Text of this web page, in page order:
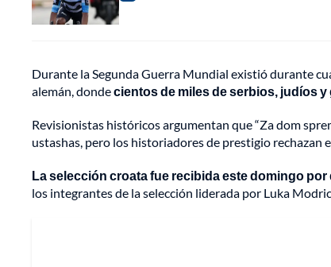
Durante la Segunda Guerra Mundial existió durante
alemán, dondecientos de miles de serbios, judíos
Revisionistas históricos argumentan que “Za dom
ustashas, pero los historiadores de prestigio rechazan
La selección croata fue recibida este domingo
los integrantes de la selección liderada por Luka